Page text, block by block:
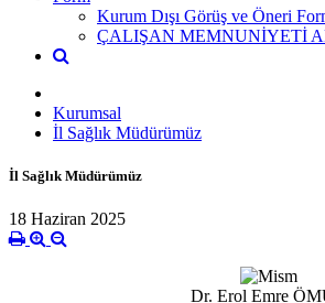
Kurum Dışı Görüş ve Öneri
ÇALIŞAN MEMNUNİYETİ
Kurumsal
İl Sağlık Müdürümüz
İl Sağlık Müdürümüz
18 Haziran 2025
Dr. Erol Emre